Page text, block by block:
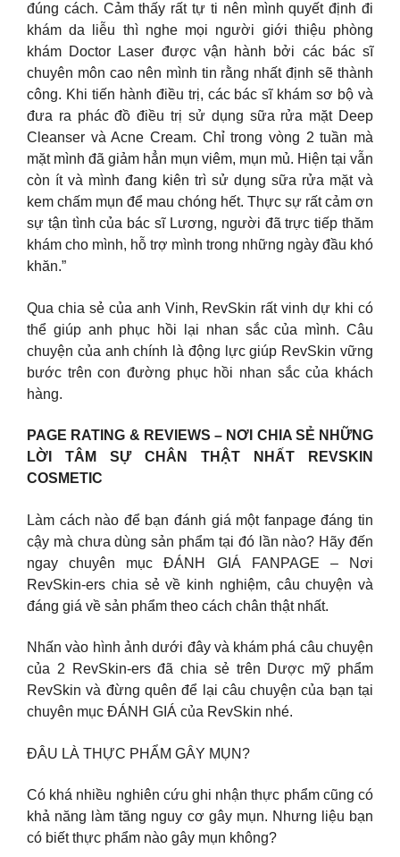
đúng cách. Cảm thấy rất tự ti nên mình quyết định đi
khám da liễu thì nghe mọi người giới thiệu phòng
khám Doctor Laser được vận hành bởi các bác sĩ
chuyên môn cao nên mình tin rằng nhất định sẽ thành
công. Khi tiến hành điều trị, các bác sĩ khám sơ bộ và
đưa ra phác đồ điều trị sử dụng sữa rửa mặt Deep
Cleanser và Acne Cream. Chỉ trong vòng 2 tuần mà
mặt mình đã giảm hẳn mụn viêm, mụn mủ. Hiện tại vẫn
còn ít và mình đang kiên trì sử dụng sữa rửa mặt và
kem chấm mụn để mau chóng hết. Thực sự rất cảm ơn
sự tận tình của bác sĩ Lương, người đã trực tiếp thăm
khám cho mình, hỗ trợ mình trong những ngày đầu khó
khăn.”
Qua chia sẻ của anh Vinh, RevSkin rất vinh dự khi có
thể giúp anh phục hồi lại nhan sắc của mình. Câu
chuyện của anh chính là động lực giúp RevSkin vững
bước trên con đường phục hồi nhan sắc của khách
hàng.
PAGE RATING & REVIEWS – NƠI CHIA SẺ NHỮNG
LỜI TÂM SỰ CHÂN THẬT NHẤT REVSKIN
COSMETIC
Làm cách nào để bạn đánh giá một fanpage đáng tin
cậy mà chưa dùng sản phẩm tại đó lần nào? Hãy đến
ngay chuyên mục ĐÁNH GIÁ FANPAGE – Nơi
RevSkin-ers chia sẻ về kinh nghiệm, câu chuyện và
đáng giá về sản phẩm theo cách chân thật nhất.
Nhấn vào hình ảnh dưới đây và khám phá câu chuyện
của 2 RevSkin-ers đã chia sẻ trên Dược mỹ phẩm
RevSkin và đừng quên để lại câu chuyện của bạn tại
chuyên mục ĐÁNH GIÁ của RevSkin nhé.
ĐÂU LÀ THỰC PHẨM GÂY MỤN?
Có khá nhiều nghiên cứu ghi nhận thực phẩm cũng có
khả năng làm tăng nguy cơ gây mụn. Nhưng liệu bạn
có biết thực phẩm nào gây mụn không?